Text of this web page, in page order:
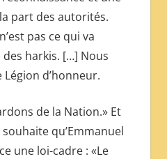
part des autorités.
pas ce qui va
harkis. […] Nous
d’honneur.
de la Nation.» Et
qu’Emmanuel
une loi-cadre : «Le